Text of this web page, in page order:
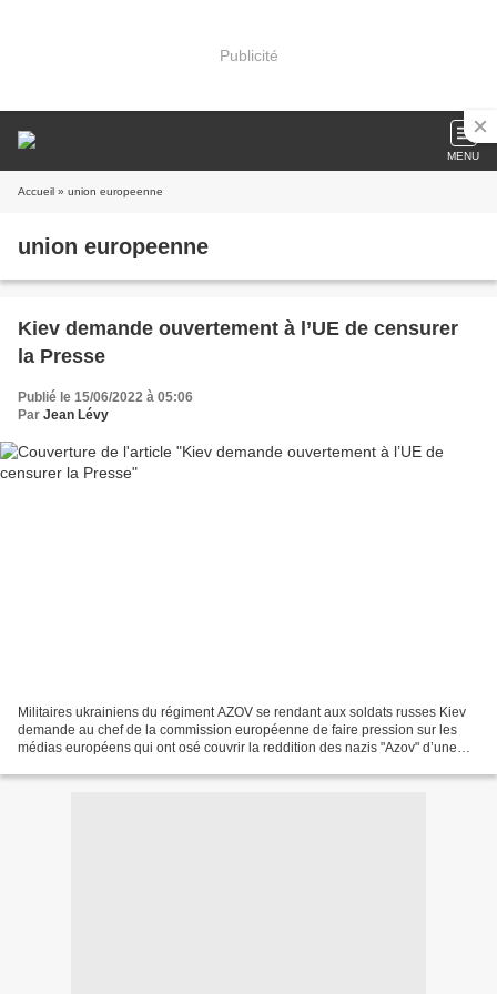
Publicité
MENU
Accueil » union europeenne
union europeenne
Kiev demande ouvertement à l’UE de censurer
la Presse
Publié le 15/06/2022 à 05:06
Par Jean Lévy
Militaires ukrainiens du régiment AZOV se rendant aux soldats russes Kiev
demande au chef de la commission européenne de faire pression sur les
médias européens qui ont osé couvrir la reddition des nazis "Azov" d’une